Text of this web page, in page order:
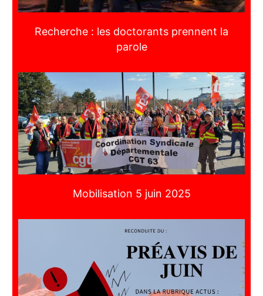
Recherche : les doctorants prennent la
parole
Mobilisation 5 juin 2025